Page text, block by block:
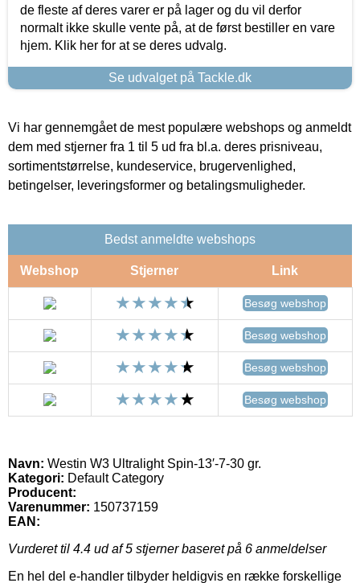
de fleste af deres varer er på lager og du vil derfor
normalt ikke skulle vente på, at de først bestiller en vare
hjem. Klik her for at se deres udvalg.
Se udvalget på Tackle.dk
Vi har gennemgået de mest populære webshops og anmeldt
dem med stjerner fra 1 til 5 ud fra bl.a. deres prisniveau,
sortimentstørrelse, kundeservice, brugervenlighed,
betingelser, leveringsformer og betalingsmuligheder.
Bedst anmeldte webshops
Webshop Stjerner Link
Besøg webshop
Besøg webshop
Besøg webshop
Besøg webshop
Navn: Westin W3 Ultralight Spin-13′-7-30 gr.
Kategori: Default Category
Producent:
Varenummer: 150737159
EAN:
Vurderet til 4.4 ud af 5 stjerner baseret på 6 anmeldelser
En hel del e-handler tilbyder heldigvis en række forskellige